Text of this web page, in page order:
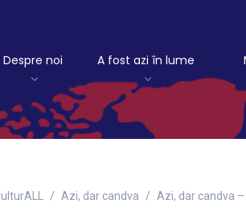
Despre noi A fost azi în lume
Azi, dar candva Azi, dar candva